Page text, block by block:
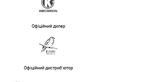
Офіційний дилер
Офіційний дистриб'ютор